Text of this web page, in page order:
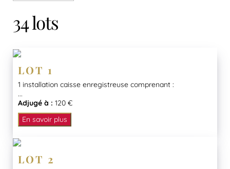
34 lots
LOT 1
1 installation caisse enregistreuse comprenant :
...
Adjugé à : 120 €
En savoir plus
LOT 2